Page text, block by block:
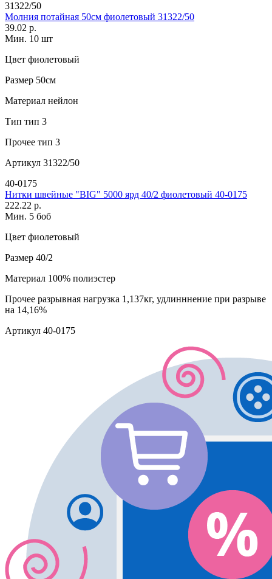
31322/50
Молния потайная 50см фиолетовый 31322/50
39.02 р.
Мин. 10 шт
Цвет фиолетовый
Размер 50см
Материал нейлон
Тип тип 3
Прочее тип 3
Артикул 31322/50
40-0175
Нитки швейные "BIG" 5000 ярд 40/2 фиолетовый 40-0175
222.22 р.
Мин. 5 боб
Цвет фиолетовый
Размер 40/2
Материал 100% полиэстер
Прочее разрывная нагрузка 1,137кг, удлинннение при разрыве
на 14,16%
Артикул 40-0175